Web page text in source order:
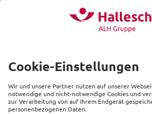
Versand von Bescheinigungen
mehr